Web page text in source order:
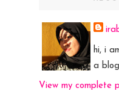
hi, i
a
View my complete